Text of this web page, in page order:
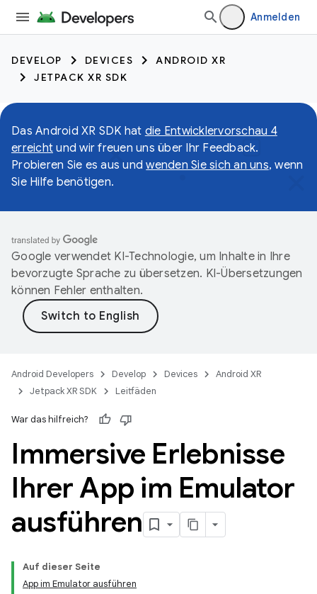
Anmelden
DEVELOP DEVICES
ANDROID XR
JETPACK XR SDK
Das Android XR SDK hat die Entwicklervorschau 4
erreicht und wir freuen uns über Ihr Feedback.
Probieren Sie es aus undwenden Sie sich an uns, wenn
Sie Hilfe benötigen.
Google verwendet KI-Technologie, um Inhalte in Ihre
bevorzugte Sprache zu übersetzen. KI-Übersetzungen
können Fehler enthalten.
Android Developers Develop Devices
Android XR
Jetpack XR SDK
Leitfäden
War das hilfreich?
Immersive Erlebnisse
Ihrer App im Emulator
ausführen
Auf dieser Seite
App im Emulator ausführen